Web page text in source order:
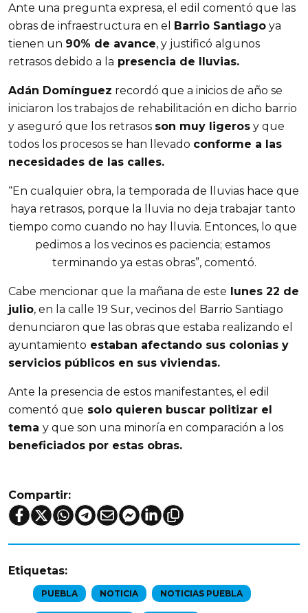
Ante una pregunta expresa, el edil comentó que las
obras de infraestructura en el Barrio Santiago ya
tienen un 90% de avance, y justificó algunos
retrasos debido a la presencia de lluvias.
Adán Domínguez recordó que a inicios de año se
iniciaron los trabajos de rehabilitación en dicho barrio
y aseguró que los retrasos son muy ligeros y que
todos los procesos se han llevado conforme a las
necesidades de las calles.
“En cualquier obra, la temporada de lluvias hace que
haya retrasos, porque la lluvia no deja trabajar tanto
tiempo como cuando no hay lluvia. Entonces, lo que
pedimos a los vecinos es paciencia; estamos
terminando ya estas obras”, comentó.
Cabe mencionar que la mañana de este lunes 22 de
julio, en la calle 19 Sur, vecinos del Barrio Santiago
denunciaron que las obras que estaba realizando el
ayuntamiento estaban afectando sus colonias y
servicios públicos en sus viviendas.
Ante la presencia de estos manifestantes, el edil
comentó que solo quieren buscar politizar el
tema y que son una minoría en comparación a los
beneficiados por estas obras.
Compartir:
Etiquetas:
PUEBLA NOTICIA NOTICIAS PUEBLA